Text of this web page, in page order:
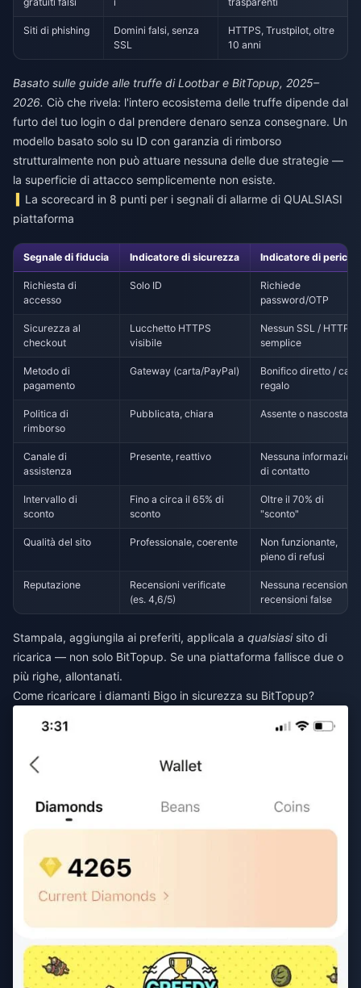
Siti di phishing
Domini falsi, senza
SSL
HTTPS, Trustpilot, oltre
10 anni
Basato sulle guide alle truffe di Lootbar e BitTopup, 2025–
2026. Ciò che rivela: l'intero ecosistema delle truffe dipende dal
furto del tuo login o dal prendere denaro senza consegnare. Un
modello basato solo su ID con garanzia di rimborso
strutturalmente non può attuare nessuna delle due strategie —
la superficie di attacco semplicemente non esiste.
La scorecard in 8 punti per i segnali di allarme di QUALSIASI
piattaforma
Segnale di fiducia Indicatore di sicurezza Indicatore di
Richiesta di
accesso
Solo ID
Richiede
password/OTP
Sicurezza al
checkout
Lucchetto HTTPS
visibile
Nessun SSL / HTTP
semplice
Metodo di
pagamento
Gateway (carta/PayPal)
Bonifico diretto /
regalo
Politica di
rimborso
Pubblicata, chiara Assente o nascosta
Canale di
assistenza
Presente, reattivo
Nessuna
di contatto
Intervallo di
sconto
Fino a circa il 65% di
sconto
Oltre il 70% di
"sconto"
Qualità del sito Professionale, coerente
Non funzionante,
pieno di refusi
Reputazione
Recensioni verificate
(es. 4,6/5)
Nessuna recensione /
recensioni false
Stampala, aggiungila ai preferiti, applicala a qualsiasisito di
ricarica — non solo BitTopup. Se una piattaforma fallisce due o
più righe, allontanati.
Come ricaricare i diamanti Bigo in sicurezza su BitTopup?